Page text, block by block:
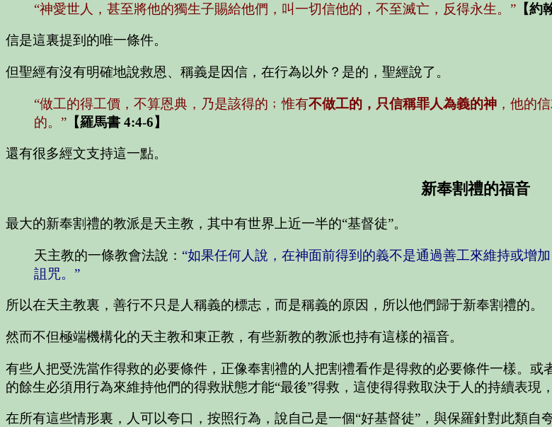
“神愛世人，甚至將他的獨生子賜給他們，叫一切信他的，不至滅亡，反得永生。” 【約
信是這裏提到的唯一條件。
但聖經有沒有明確地說救恩、稱義是因信，在行為以外？是的，聖經說了。
“做工的得工價，不算恩典，乃是該得的﹔惟有不做工的，只信稱罪人為義的神 ，他的
的。” 【羅馬書 4:4-6】
還有很多經文支持這一點。
新奉割禮的福音
最大的新奉割禮的教派是天主教，其中有世界上近一半的“基督徒”。
天主教的一條教會法說： “如果任何人說，在神面前得到的義不是通過善工來維持或增加
詛咒。”
所以在天主教裏，善行不只是人稱義的標志，而是稱義的原因，所以他們歸于新奉割禮的。
然而不但極端機構化的天主教和東正教，有些新教的教派也持有這樣的福音。
有些人把受洗當作得救的必要條件，正像奉割禮的人把割禮看作是得救的必要條件一樣。
的餘生必須用行為來維持他們的得救狀態才能“最後”得救，這使得得救取決于人的持續表現
在所有這些情形裏，人可以夸口，按照行為，說自己是一個“好基督徒”，與保羅針對此類自